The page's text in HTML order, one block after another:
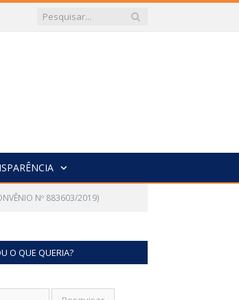
Nº 883603/2019)
O QUE QUERIA?